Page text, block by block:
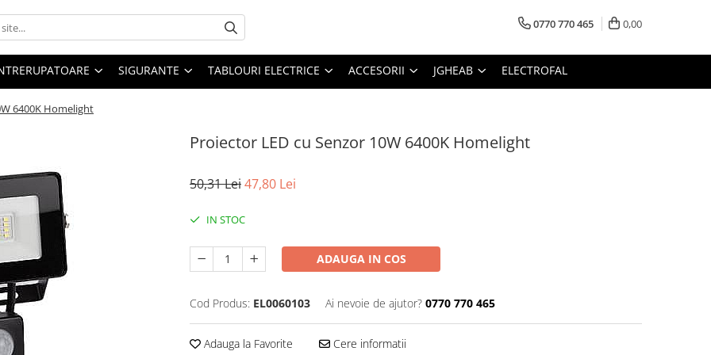
0770 770 465 0,00
SIGURANTE TABLOURI ELECTRICE ACCESORII JGHEAB ELECTROFAL
6400K Homelight
Proiector LED cu Senzor 10W 6400K Homelight
50,31 Lei47,80 Lei
IN STOC
ADAUGA IN COS
Cod Produs: EL0060103 Ai nevoie de ajutor? 0770 770 465
Adauga la Favorite Cere informatii